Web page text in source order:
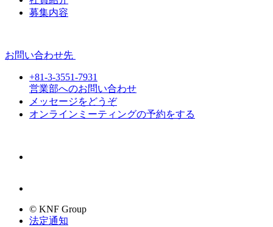
募集内容
お問い合わせ先
+81-3-3551-7931
営業部へのお問い合わせ
メッセージをどうぞ
オンラインミーティングの予約をする
© KNF Group
法定通知